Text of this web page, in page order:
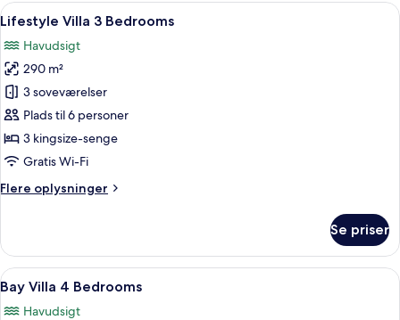
Bedrooms
Premium
Indlæs
alle
billeder
af
Lifestyle
Villa
3
Bedrooms
Et værelse med et træskab med
36
Lifestyle Villa 3 Bedrooms
Havudsigt
290 m²
3 soveværelser
Plads til 6 personer
3 kingsize-senge
Gratis Wi-Fi
Flere oplysninger
Flere
Villa
Bedrooms
Se priser
Indlæs
alle
Et hotelværelse med en stor seng,
50
Bay Villa 4 Bedrooms
Havudsigt